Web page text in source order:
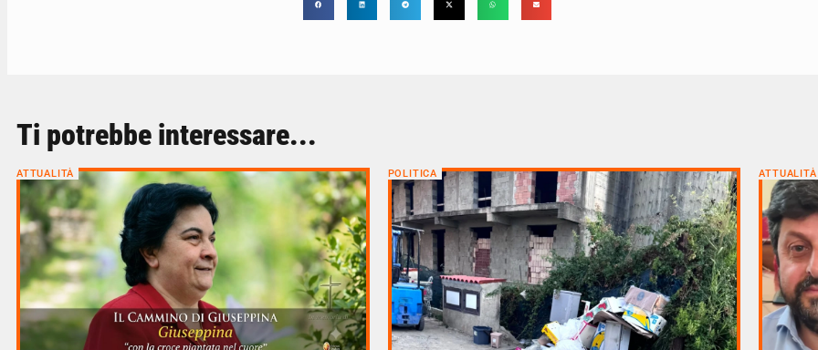
Ti potrebbe interessare...
ATTUALITÀ POLITICA ATTUALITÀ